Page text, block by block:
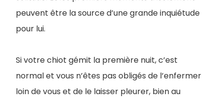
peuvent être la source d’une grande inquiétude
pour lui.
Si votre chiot gémit la première nuit, c’est
normal et vous n’êtes pas obligés de l’enfermer
loin de vous et de le laisser pleurer, bien au